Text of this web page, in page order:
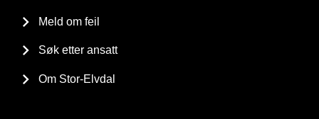
Meld om feil
Søk etter ansatt
Om Stor-Elvdal